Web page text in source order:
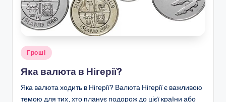
Опубліковано
Гроші
Яка валюта в Нігерії?
Яка валюта ходить в Нігерії? Валюта Нігерії є важливою
темою для тих, хто планує подорож до цієї країни або